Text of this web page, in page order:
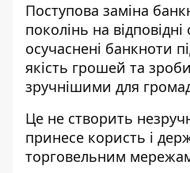
Поступова заміна
поколінь на
осучаснені банкноти
якість грошей та
зручнішими для
Це не створить
принесе користь і
торговельним